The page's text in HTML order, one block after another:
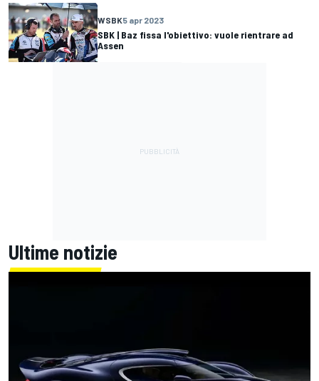
WSBK5 apr 2023
SBK | Baz fissa l'obiettivo: vuole rientrare ad
Assen
Ultime notizie